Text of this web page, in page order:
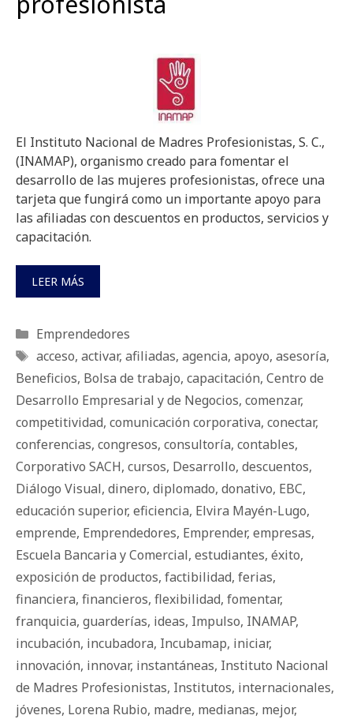
El Instituto Nacional de Madres Profesionistas, S. C.,
(INAMAP), organismo creado para fomentar el
desarrollo de las mujeres profesionistas, ofrece una
tarjeta que fungirá como un importante apoyo para
las afiliadas con descuentos en productos, servicios y
capacitación.
LEER MÁS
Categorías
Emprendedores
Etiquetas
acceso, activar, afiliadas, agencia, apoyo, asesoría,
Beneficios, Bolsa de trabajo, capacitación, Centro de
Desarrollo Empresarial y de Negocios, comenzar,
competitividad, comunicación corporativa, conectar,
conferencias, congresos, consultoría, contables,
Corporativo SACH, cursos, Desarrollo, descuentos,
Diálogo Visual, dinero, diplomado, donativo, EBC,
educación superior, eficiencia, Elvira Mayén-Lugo,
emprende, Emprendedores, Emprender, empresas,
Escuela Bancaria y Comercial, estudiantes, éxito,
exposición de productos, factibilidad, ferias,
financiera, financieros, fle­xi­bi­li­dad, fomentar,
franquicia, guarderías, ideas, Impulso, INAMAP,
incubación, incubadora, Incubamap, iniciar,
innovación, innovar, instantáneas, Instituto Nacional
de Madres Profesionistas, Institutos, internacionales,
jóvenes, Lorena Rubio, madre, medianas, mejor,